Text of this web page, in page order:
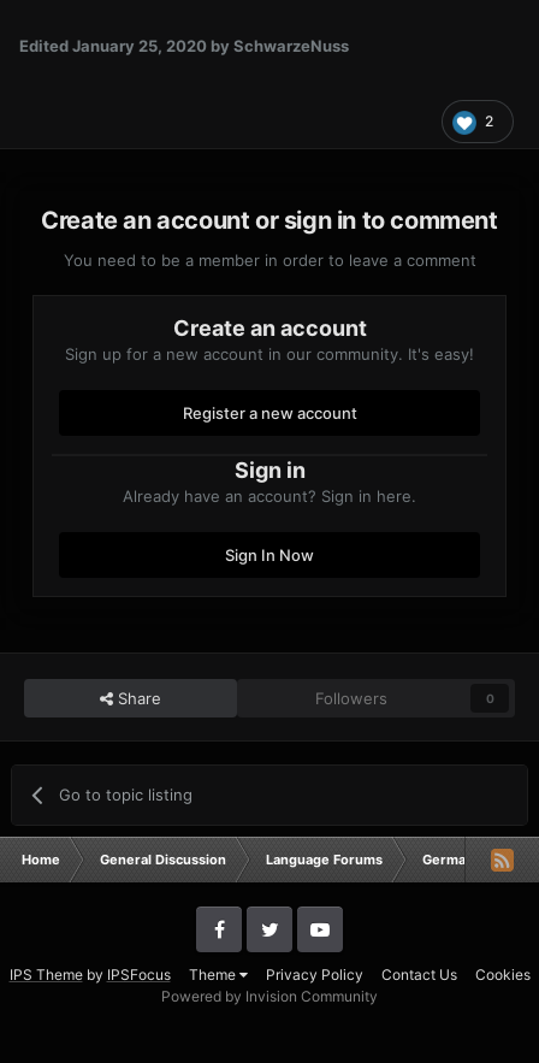
EditedJanuary 25, 2020 by SchwarzeNuss
2
Create an account or sign in to comment
You need to be a member in order to leave a comment
Create an account
Sign up for a new account in our community. It's easy!
Register a new account
Sign in
Already have an account? Sign in here.
Sign In Now
Share Followers 0
Go to topic listing
Home General Discussion Language Forums German
IPS Themeby IPSFocus Theme Privacy Policy Contact Us
Cookies
Powered by Invision Community